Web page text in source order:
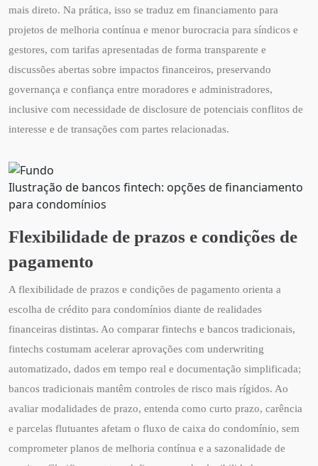
mais direto. Na prática, isso se traduz em financiamento para
projetos de melhoria contínua e menor burocracia para síndicos e
gestores, com tarifas apresentadas de forma transparente e
discussões abertas sobre impactos financeiros, preservando
governança e confiança entre moradores e administradores,
inclusive com necessidade de disclosure de potenciais conflitos de
interesse e de transações com partes relacionadas.
Ilustração de bancos fintech: opções de financiamento
para condomínios
Flexibilidade de prazos e condições de
pagamento
A flexibilidade de prazos e condições de pagamento orienta a
escolha de crédito para condomínios diante de realidades
financeiras distintas. Ao comparar fintechs e bancos tradicionais,
fintechs costumam acelerar aprovações com underwriting
automatizado, dados em tempo real e documentação simplificada;
bancos tradicionais mantêm controles de risco mais rígidos. Ao
avaliar modalidades de prazo, entenda como curto prazo, carência
e parcelas flutuantes afetam o fluxo de caixa do condomínio, sem
comprometer planos de melhoria contínua e a sazonalidade de